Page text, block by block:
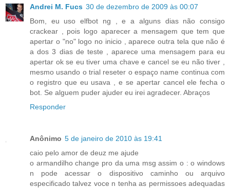
Andrei M. Fucs 30 de dezembro de 2009 às 00:07
Bom, eu uso elfbot ng , e a alguns dias não consigo
crackear , pois logo aparecer a mensagem que tem que
apertar o "no" logo no inicio , aparece outra tela que não é
a dos 3 dias de teste , aparece uma mensagem para eu
apertar ok se eu tiver uma chave e cancel se eu não tiver ,
mesmo usando o trial reseter o espaço name continua com
o registro que eu usava , e se apertar cancel ele fecha o
bot. Se alguem puder ajuder eu irei agradecer. Abraços
Responder
Anônimo 5 de janeiro de 2010 às 19:41
caio pelo amor de deuz me ajude
o armandilho change pro da uma msg assim o : o windows
n pode acessar o dispositivo caminho ou arquivo
especificado talvez voce n tenha as permissoes adequadas